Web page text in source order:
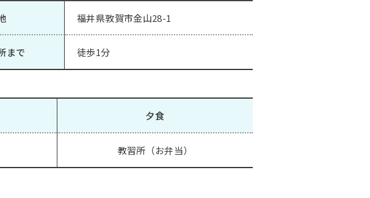
福井県敦賀市金山28-1
まで 徒歩1分
夕食
教習所（お弁当）